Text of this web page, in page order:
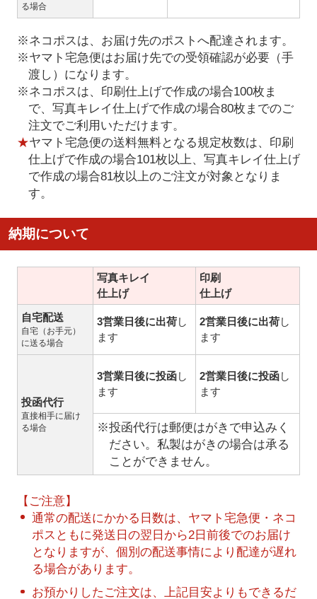
る場合
※ネコポスは、お届け先のポストへ配達されます。
※ヤマト宅急便はお届け先での受領確認が必要（手
渡し）になります。
※ネコポスは、印刷仕上げで作成の場合100枚ま
で、写真キレイ仕上げで作成の場合80枚までのご
注文でご利用いただけます。
★ヤマト宅急便の送料無料となる規定枚数は、印刷
仕上げで作成の場合101枚以上、写真キレイ仕上げ
で作成の場合81枚以上のご注文が対象となりま
す。
納期について
写真キレイ
仕上げ
印刷
仕上げ
自宅配送
自宅（お手元）
に送る場合
3営業日後に出荷し
ます
2営業日後に出荷し
ます
投函代行
直接相手に届け
る場合
3営業日後に投函し
ます
2営業日後に投函し
ます
※投函代行は郵便はがきで申込みく
ださい。私製はがきの場合は承る
ことができません。
【ご注意】
通常の配送にかかる日数は、ヤマト宅急便・ネコ
ポスともに発送日の翌日から2日前後でのお届け
となりますが、個別の配送事情により配達が遅れ
る場合があります。
お預かりしたご注文は、上記目安よりもできるだ